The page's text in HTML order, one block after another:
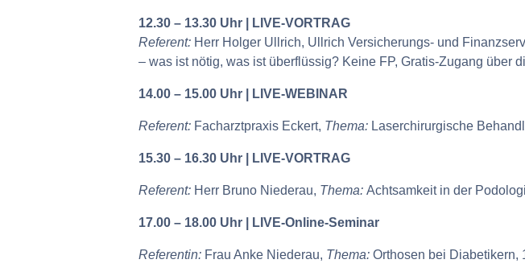
12.30 – 13.30 Uhr | LIVE-VORTRAG
Referent: Herr Holger Ullrich, Ullrich Versicherungs- und
– was ist nötig, was ist überflüssig? Keine FP, Gratis-Zugang über
14.00 – 15.00 Uhr | LIVE-WEBINAR
Referent: Facharztpraxis Eckert, Thema: Laserchirurgische
15.30 – 16.30 Uhr | LIVE-VORTRAG
Referent: Herr Bruno Niederau, Thema: Achtsamkeit in der
17.00 – 18.00 Uhr | LIVE-Online-Seminar
Referentin: Frau Anke Niederau, Thema: Orthosen bei Diabetikern,